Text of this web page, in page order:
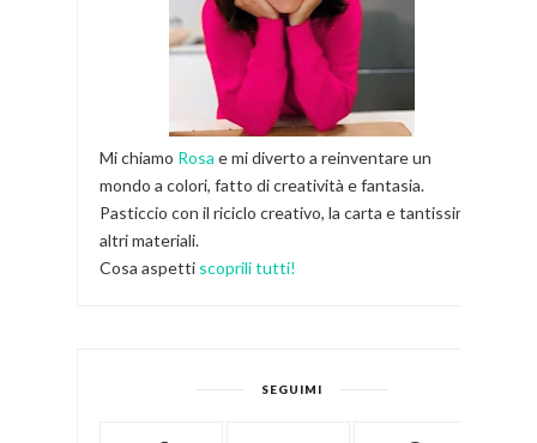
Mi chiamo Rosa e mi diverto a reinventare un
mondo a colori, fatto di creatività e fantasia.
Pasticcio con il riciclo creativo, la carta e tantissimi
altri materiali.
Cosa aspetti scoprili tutti!
SEGUIMI